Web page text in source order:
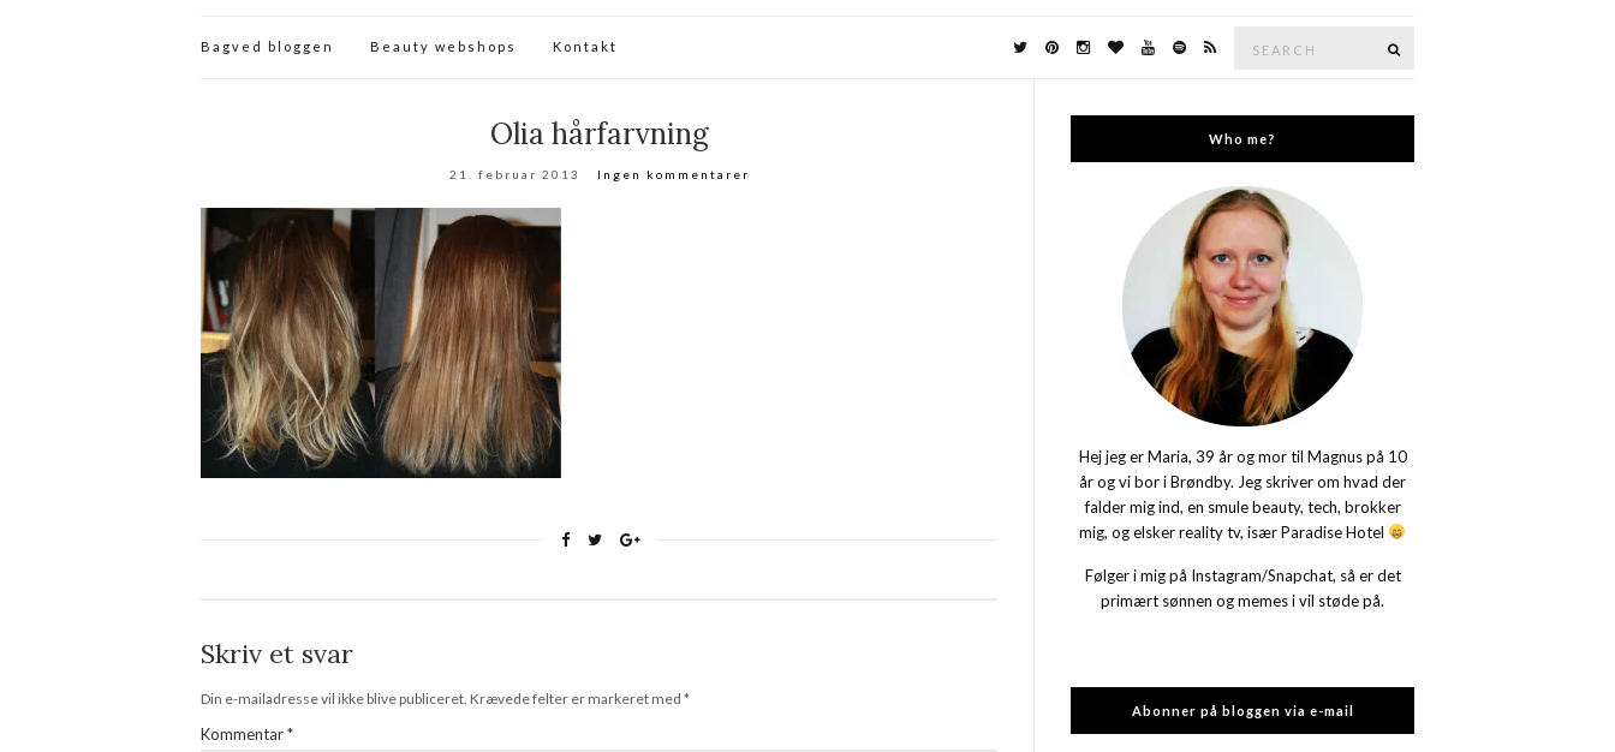
Bagved bloggen Beauty webshops Kontakt
Olia hårfarvning
21. februar 2013 Ingen kommentarer
Skriv et svar
Din e-mailadresse vil ikke blive publiceret. Krævede felter er markeret med *
Kommentar*
Who me?
Hej jeg er Maria, 39 år og mor til Magnus på 10
år og vi bor i Brøndby. Jeg skriver om hvad der
falder mig ind, en smule beauty, tech, brokker
mig, og elsker reality tv, især Paradise Hotel
Følger i mig på Instagram/Snapchat, så er det
primært sønnen og memes i vil støde på.
Abonner på bloggen via e-mail